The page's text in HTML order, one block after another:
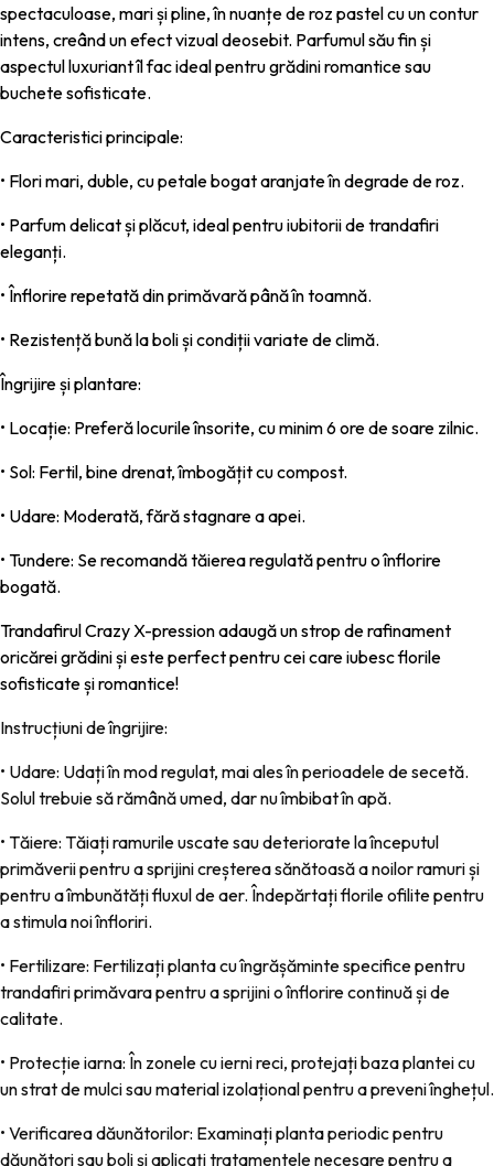
spectaculoase, mari și pline, în nuanțe de roz pastel cu un contur
intens, creând un efect vizual deosebit. Parfumul său fin și
aspectul luxuriant îl fac ideal pentru grădini romantice sau
buchete sofisticate.
Caracteristici principale:
• Flori mari, duble, cu petale bogat aranjate în degrade de roz.
• Parfum delicat și plăcut, ideal pentru iubitorii de trandafiri
eleganți.
• Înflorire repetată din primăvară până în toamnă.
• Rezistență bună la boli și condiții variate de climă.
Îngrijire și plantare:
• Locație: Preferă locurile însorite, cu minim 6 ore de soare zilnic.
• Sol: Fertil, bine drenat, îmbogățit cu compost.
• Udare: Moderată, fără stagnare a apei.
• Tundere: Se recomandă tăierea regulată pentru o înflorire
bogată.
Trandafirul Crazy X-pression adaugă un strop de rafinament
oricărei grădini și este perfect pentru cei care iubesc florile
sofisticate și romantice!
Instrucțiuni de îngrijire:
• Udare: Udați în mod regulat, mai ales în perioadele de secetă.
Solul trebuie să rămână umed, dar nu îmbibat în apă.
• Tăiere: Tăiați ramurile uscate sau deteriorate la începutul
primăverii pentru a sprijini creșterea sănătoasă a noilor ramuri și
pentru a îmbunătăți fluxul de aer. Îndepărtați florile ofilite pentru
a stimula noi înfloriri.
• Fertilizare: Fertilizați planta cu îngrășăminte specifice pentru
trandafiri primăvara pentru a sprijini o înflorire continuă și de
calitate.
• Protecție iarna:În zonele cu ierni reci, protejați baza plantei cu
un strat de mulci sau material izolațional pentru a preveni înghețul.
• Verificarea dăunătorilor: Examinați planta periodic pentru
dăunători sau boli și aplicați tratamentele necesare pentru a